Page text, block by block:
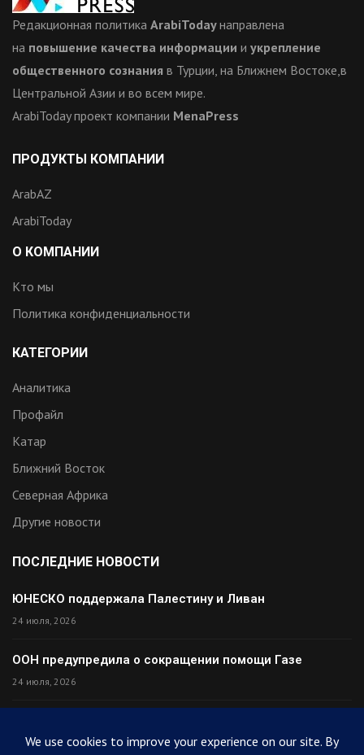
Редакционная политика ArabiTodayнаправлена
на повышение качества информации и укрепление
общественного сознания в Турции, на Ближнем Востоке,в
Центральной Азии и во всем мире.
ArabiToday проект компании MenaPress
ПРОДУКТЫ КОМПАНИИ
ArabAZ
ArabiToday
О КОМПАНИИ
Кто мы
Политика конфиденциальности
КАТЕГОРИИ
Аналитика
Профайл
Катар
Ближний Восток
Северная Африка
Другие новости
ПОСЛЕДНИЕ НОВОСТИ
ЮНЕСКО поддержала Палестину и Ливан
24 июля, 2026
ООН предупредила о сокращении помощи Газе
24 июля, 2026
24 июля, 2026